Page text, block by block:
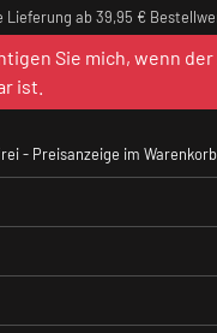
Lieferung ab 39,95 €
Sie mich, wenn
ist.
- Preisanzeige im Warenkorb